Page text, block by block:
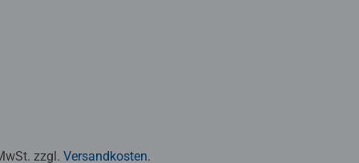
zzgl. Versandkosten.